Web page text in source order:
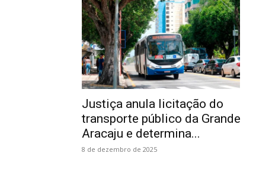
Justiça anula licitação do
transporte público da Grande
Aracaju e determina...
8 de dezembro de 2025